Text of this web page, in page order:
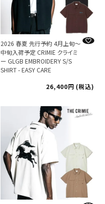
2026 春夏 先行予約 4月上旬～
中旬入荷予定 CRIMIE クライミ
ー GLGB EMBROIDERY S/S
SHIRT - EASY CARE
26,400
税込